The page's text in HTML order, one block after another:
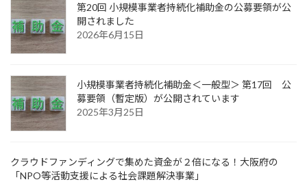
第20回 小規模事業者持続化補助金の公募要領が公
開されました
2026年6月15日
小規模事業者持続化補助金＜一般型＞ 第17回 公
募要領（暫定版）が公開されています
2025年3月25日
クラウドファンディングで集めた資金が２倍になる！大阪府の
「NPO等活動支援による社会課題解決事業」